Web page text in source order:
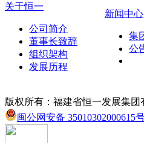
关于恒一
公司简介
董事长致辞
组织架构
发展历程
新闻中心
集
公
版权所有：福建省恒一发展集团
闽公网安备 35010302000615